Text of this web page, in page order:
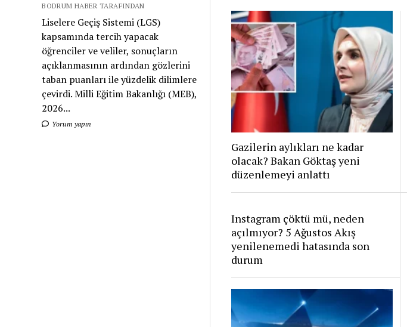
BODRUM HABER TARAFINDAN
Liselere Geçiş Sistemi (LGS)
kapsamında tercih yapacak
öğrenciler ve veliler, sonuçların
açıklanmasının ardından gözlerini
taban puanları ile yüzdelik dilimlere
çevirdi. Milli Eğitim Bakanlığı (MEB),
2026...
Yorum yapın
Gazilerin aylıkları ne kadar
olacak? Bakan Göktaş yeni
düzenlemeyi anlattı
Instagram çöktü mü, neden
açılmıyor? 5 Ağustos Akış
yenilenemedi hatasında son
durum